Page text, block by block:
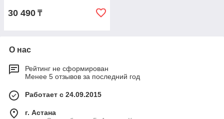
30 490 ₸
О нас
Рейтинг не сформирован
Менее 5 отзывов за последний год
Работает с 24.09.2015
г. Астана